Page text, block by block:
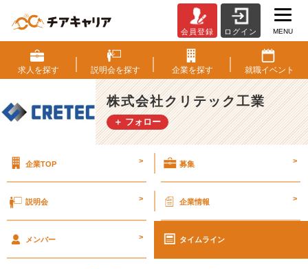
営
理
念
を
聞
く！
員・
座
会員登録 ログイン MENU
求人を探す 説明会を探す 企業を探す 就職イベント
株式会社クリテック工業
＋ フォロー
企業TOP > 募集 >
説明会 > 企業情報 >
メンバー > タイムライン